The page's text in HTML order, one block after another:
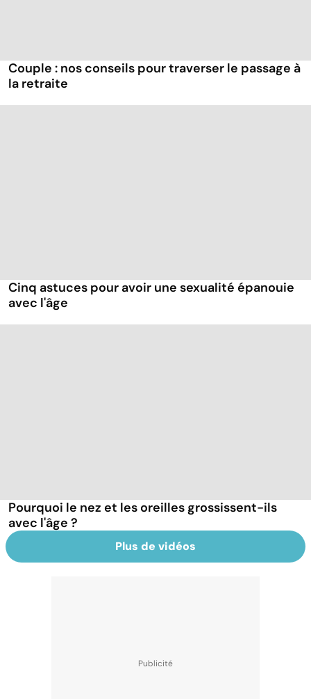
Couple : nos conseils pour traverser le passage à
la retraite
Cinq astuces pour avoir une sexualité épanouie
avec l'âge
Pourquoi le nez et les oreilles grossissent-ils
avec l'âge ?
Plus de vidéos